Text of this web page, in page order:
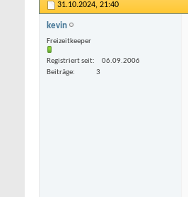
31.10.2024, 21:40
kevin
Freizeitkeeper
Registriert seit
06.09.2006
Beiträge
3